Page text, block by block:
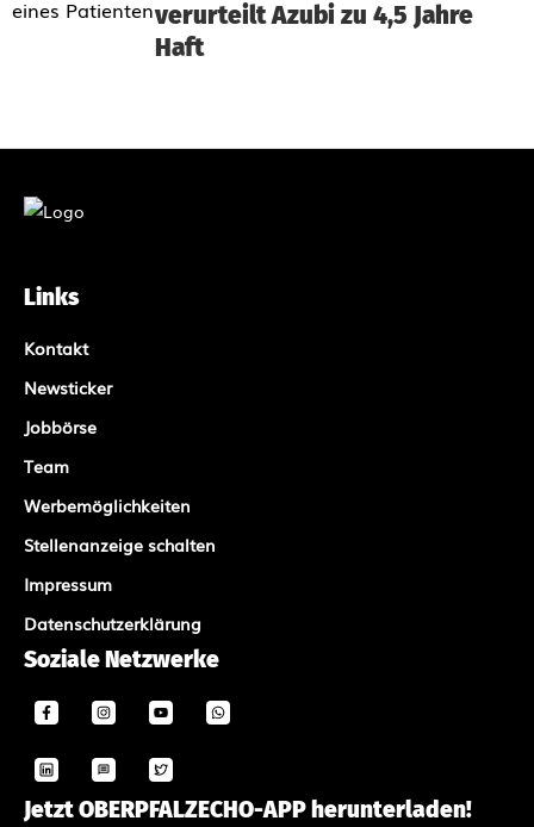
verurteilt Azubi zu 4,5 Jahre
Haft
Links
Kontakt
Newsticker
Jobbörse
Team
Werbemöglichkeiten
Stellenanzeige schalten
Impressum
Datenschutzerklärung
Soziale Netzwerke
Jetzt OBERPFALZECHO-APP herunterladen!